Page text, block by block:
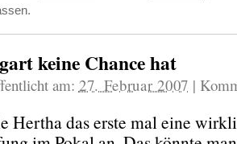
keine Chance hat
am: 27. Februar 2007 |
Hertha das erste mal eine